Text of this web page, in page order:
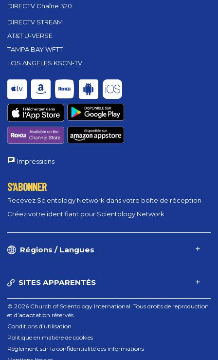
DIRECTV Chaîne 320
DIRECTV STREAM
AT&T U-VERSE
TAMPA BAY WFTT
LOS ANGELES KSCN-TV
Impressions
S’ABONNER
Recevez Scientology Network dans votre boîte de réception
Créez votre identifiant pour Scientology Network
Régions / Langues
SITES APPARENTÉS
© 2026 Church of Scientology International. Tous droits de reproduction
et d’adaptation réservés.
Conditions d’utilisation
Politique en matière de cookies
Règlement sur la confidentialité des informations